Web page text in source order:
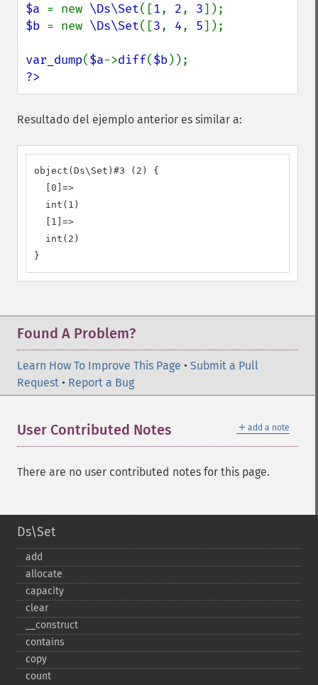
$a = new \Ds\Set([1, 2, 3
$b = new \Ds\Set([3, 4, 5]);
var_dump($a->diff($b
?>
Resultado del ejemplo anterior es similar a:
object(Ds\Set)#3 (2) {
  [0]=>
  int(1)
  [1]=>
  int(2)
}
Found A Problem?
Learn How To Improve This Page • Submit a Pull
Request • Report a Bug
＋ add a note
User Contributed Notes
There are no user contributed notes for this page.
Ds\Set
add
allocate
capacity
clear
_​_​construct
contains
copy
count